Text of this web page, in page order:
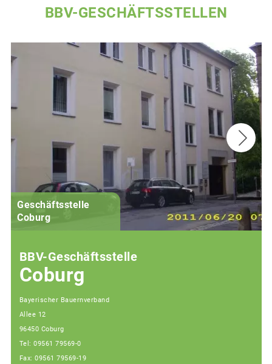
BBV-GESCHÄFTSSTELLEN
Geschäftsstelle
Coburg
BBV-Geschäftsstelle
Coburg
Bayerischer Bauernverband
Allee 12
96450 Coburg
Tel: 09561 79569-0
Fax: 09561 79569-19